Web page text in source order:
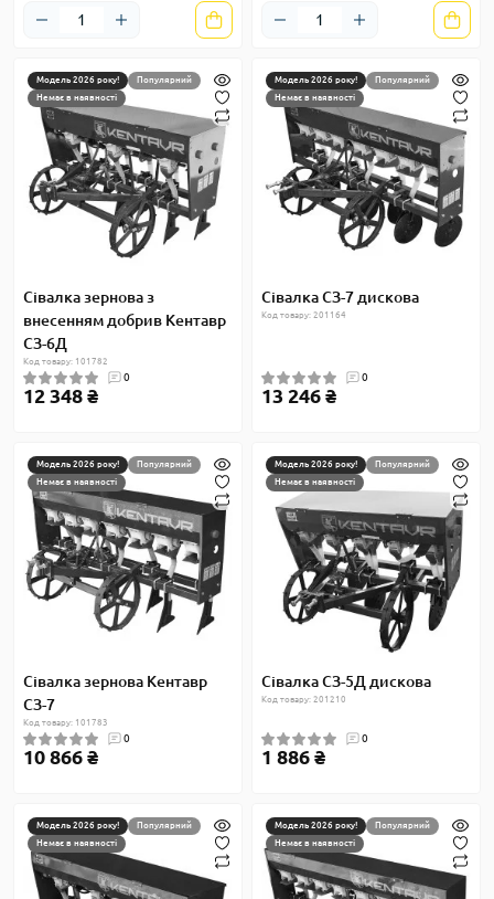
Модель 2026 року!
Популярний
Немає в наявності
Сівалка зернова з
внесенням добрив Кентавр
СЗ-6Д
Код товару: 101782
0
12 348 ₴
Модель 2026 року!
Популярний
Немає в наявності
Сівалка СЗ-7 дискова
Код товару: 201164
0
13 246 ₴
Модель 2026 року!
Популярний
Немає в наявності
Сівалка зернова Кентавр
СЗ-7
Код товару: 101783
0
10 866 ₴
Модель 2026 року!
Популярний
Немає в наявності
Сівалка СЗ-5Д дискова
Код товару: 201210
0
1 886 ₴
Модель 2026 року!
Популярний
Немає в наявності
Модель 2026 року!
Популярний
Немає в наявності